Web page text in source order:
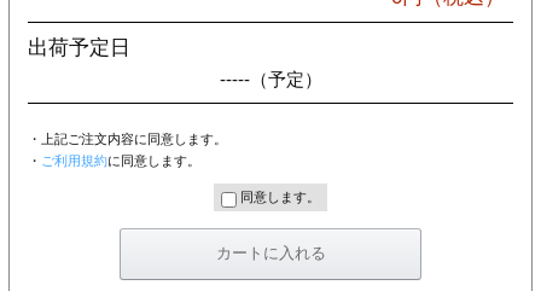
出荷予定日
-----（予定）
・上記ご注文内容に同意します。
・ ご利用規約に同意します。
同意します。